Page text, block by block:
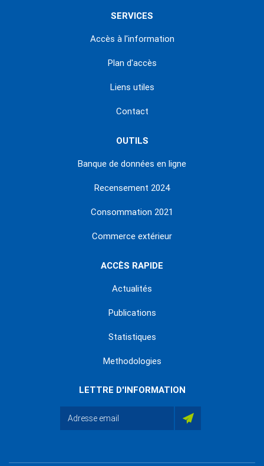
SERVICES
Accès à l'information
Plan d'accès
Liens utiles
Contact
OUTILS
Banque de données en ligne
Recensement 2024
Consommation 2021
Commerce extérieur
ACCÈS RAPIDE
Actualités
Publications
Statistiques
Methodologies
LETTRE D'INFORMATION